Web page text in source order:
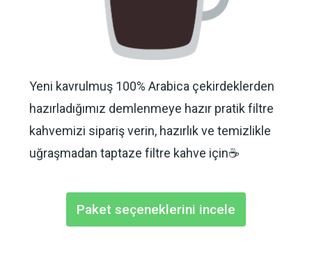
Yeni kavrulmuş 100% Arabica çekirdeklerden
hazırladığımız demlenmeye hazır pratik filtre
kahvemizi sipariş verin, hazırlık ve temizlikle
uğraşmadan taptaze filtre kahve için☕️
Paket seçeneklerini incele